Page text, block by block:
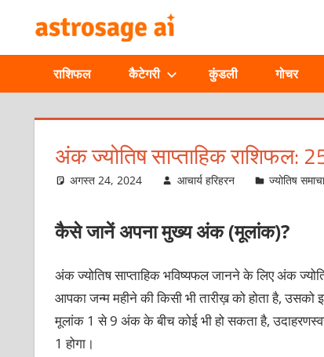
content
JOURNAL
–
MAGAZINE
राशिफल कैटेगरी कुंडली गोचर
अंक ज्योतिष साप्ताहिक
अगस्त 24, 2024 आचार्य हरिहरन ज्योतिष
कैसे जानें अपना मुख्य अंक (मूलांक)?
अंक ज्योतिष साप्ताहिक भविष्यफल जानने के लिए अंक
आपका जन्म महीने की किसी भी तारीख़ को होता है,
मूलांक 1 से 9 अंक के बीच कोई भी हो सकता है,
1 होगा।